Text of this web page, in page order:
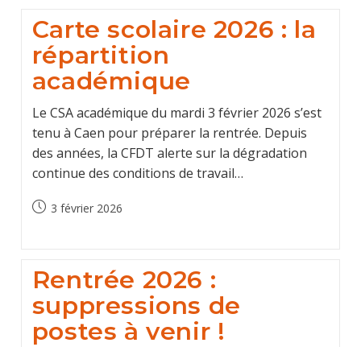
Carte scolaire 2026 : la
répartition
académique
Le CSA académique du mardi 3 février 2026 s’est
tenu à Caen pour préparer la rentrée. Depuis
des années, la CFDT alerte sur la dégradation
continue des conditions de travail…
Post3 février 2026
Rentrée 2026 :
suppressions de
postes à venir !